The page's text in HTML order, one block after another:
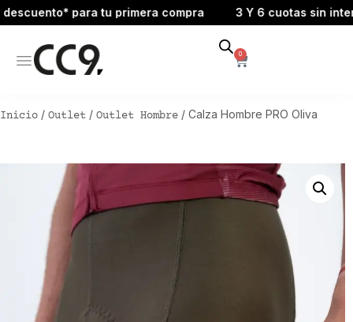
para tu primera compra 3 Y 6 cuotas sin interés
0
Inicio / Outlet / Outlet Hombre / Calza Hombre PRO Oliva